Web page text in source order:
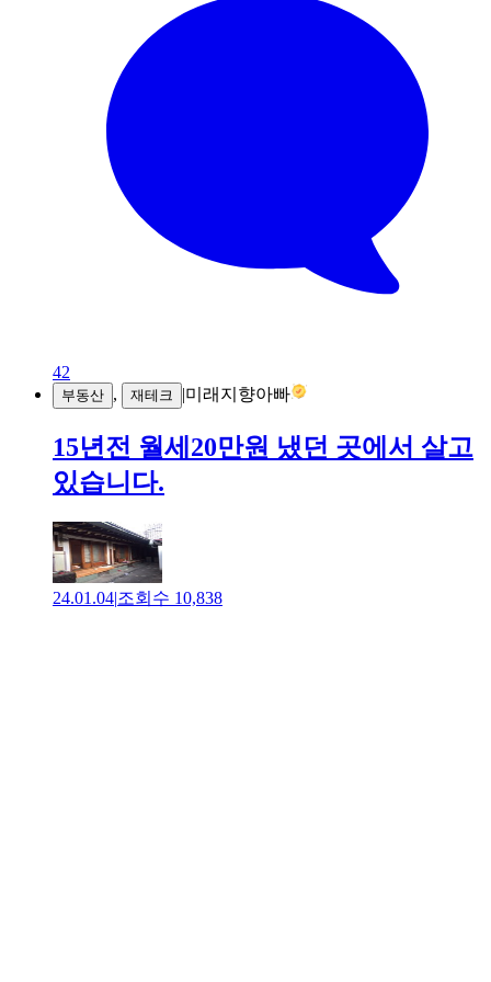
42
부동산 , 재테크 |미래지향아빠
15년전 월세20만원 냈던 곳에서 살고
있습니다.
24.01.04|조회수 10,838